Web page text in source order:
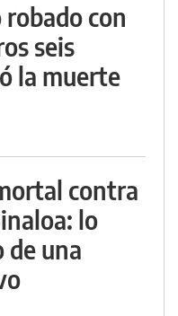
con
seis
la muerte
contra
lo
de una